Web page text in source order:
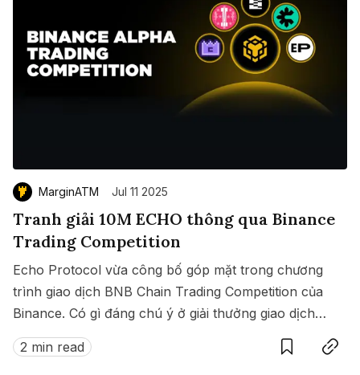
MarginATM Jul 11 2025
Tranh giải 10M ECHO thông qua Binance
Trading Competition
Echo Protocol vừa công bố góp mặt trong chương
trình giao dịch BNB Chain Trading Competition của
Binance. Có gì đáng chú ý ở giải thưởng giao dịch
này?
2 min read
SaveCopy link